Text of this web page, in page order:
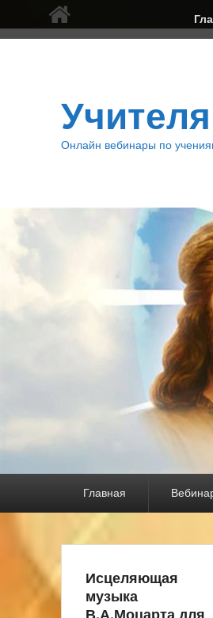
Верхнее
меню
Онлайн вебинары по
Главная
Исцеляющая
музыка